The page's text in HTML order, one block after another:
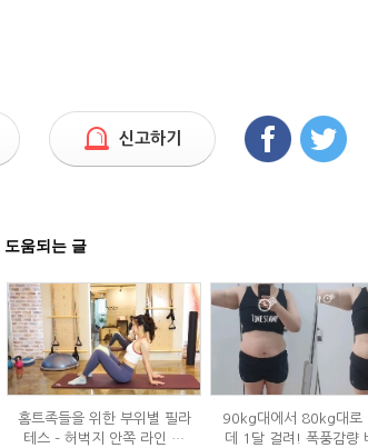
신고하기
도움되는 글
홈트족들을 위한 부위별 필라
테스 – 허벅지 안쪽 라인 만
90kg대에서 80kg대로
데 1달 걸려! 폭풍감량